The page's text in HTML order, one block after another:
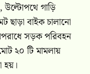
উল্টোপথে গাড়ি
ছাড়া বাইক চালানো
সড়ক পরিবহন
২০ টি মামলায়
হয়।